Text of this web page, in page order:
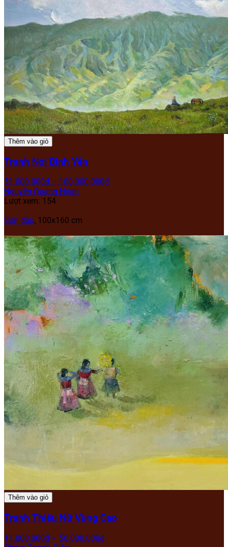
Thêm vào giỏ
Tranh Nơi Bình Yên
51.000.000₫ – 100.000.000₫
Nguyễn Quang Hoan
Lượt xem: 154
Sơn dầu, 100x160 cm
Thêm vào giỏ
Tranh Thiếu Nữ Vùng Cao
11.000.000₫ – 50.000.000₫